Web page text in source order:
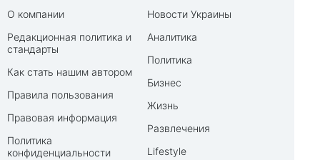
О компании
Редакционная политика и
стандарты
Как стать нашим автором
Правила пользования
Правовая информация
Политика
конфиденциальности
Новости Украины
Аналитика
Политика
Бизнес
Жизнь
Развлечения
Lifestyle